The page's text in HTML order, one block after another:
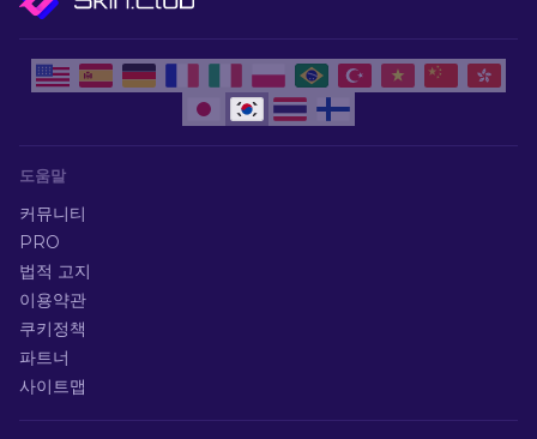
도움말
커뮤니티
PRO
법적 고지
이용약관
쿠키정책
파트너
사이트맵